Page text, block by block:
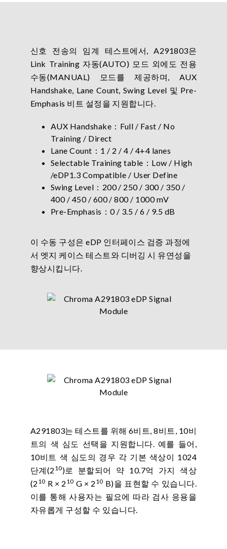
신호 전송의 임계 테스트에서, A291803은
Link Training 자동(AUTO) 모드 외에도 전용
수동(MANUAL) 모드를 제공하며, AUX
Handshake, Lane Count, Swing Level 및 Pre-
Emphasis 비트 설정을 지원합니다.
AUX Handshake：Full / Fast / No
Training / Direct
Lane Count：1 / 2 / 4 / 4+4 lanes
Selectable Training table：Low / High
/eDP1.3 Compatible / User Define
Swing Level：200 / 250 / 300 / 350 /
400 / 450 / 600 / 800 / 1000 mV
Pre-Emphasis：0 / 3.5 / 6 / 9.5 dB
이 수동 구성은 eDP 인터페이스 검증 과정에
서 엣지 케이스 테스트와 디버깅 시 유연성을
향상시킵니다.
A291803는 테스트를 위해 6비트, 8비트, 10비
트의 색 심도 선택을 지원합니다. 예를 들어,
10비트 색 심도의 경우 각 기본 색상이 1024
단계(2 10)로 분할되어 약 10.7억 가지 색상
(2 10 R × 2 10 G × 2 10 B)을 표현할 수 있습니다.
이를 통해 사용자는 필요에 따라 검사 응용을
자유롭게 구성할 수 있습니다.